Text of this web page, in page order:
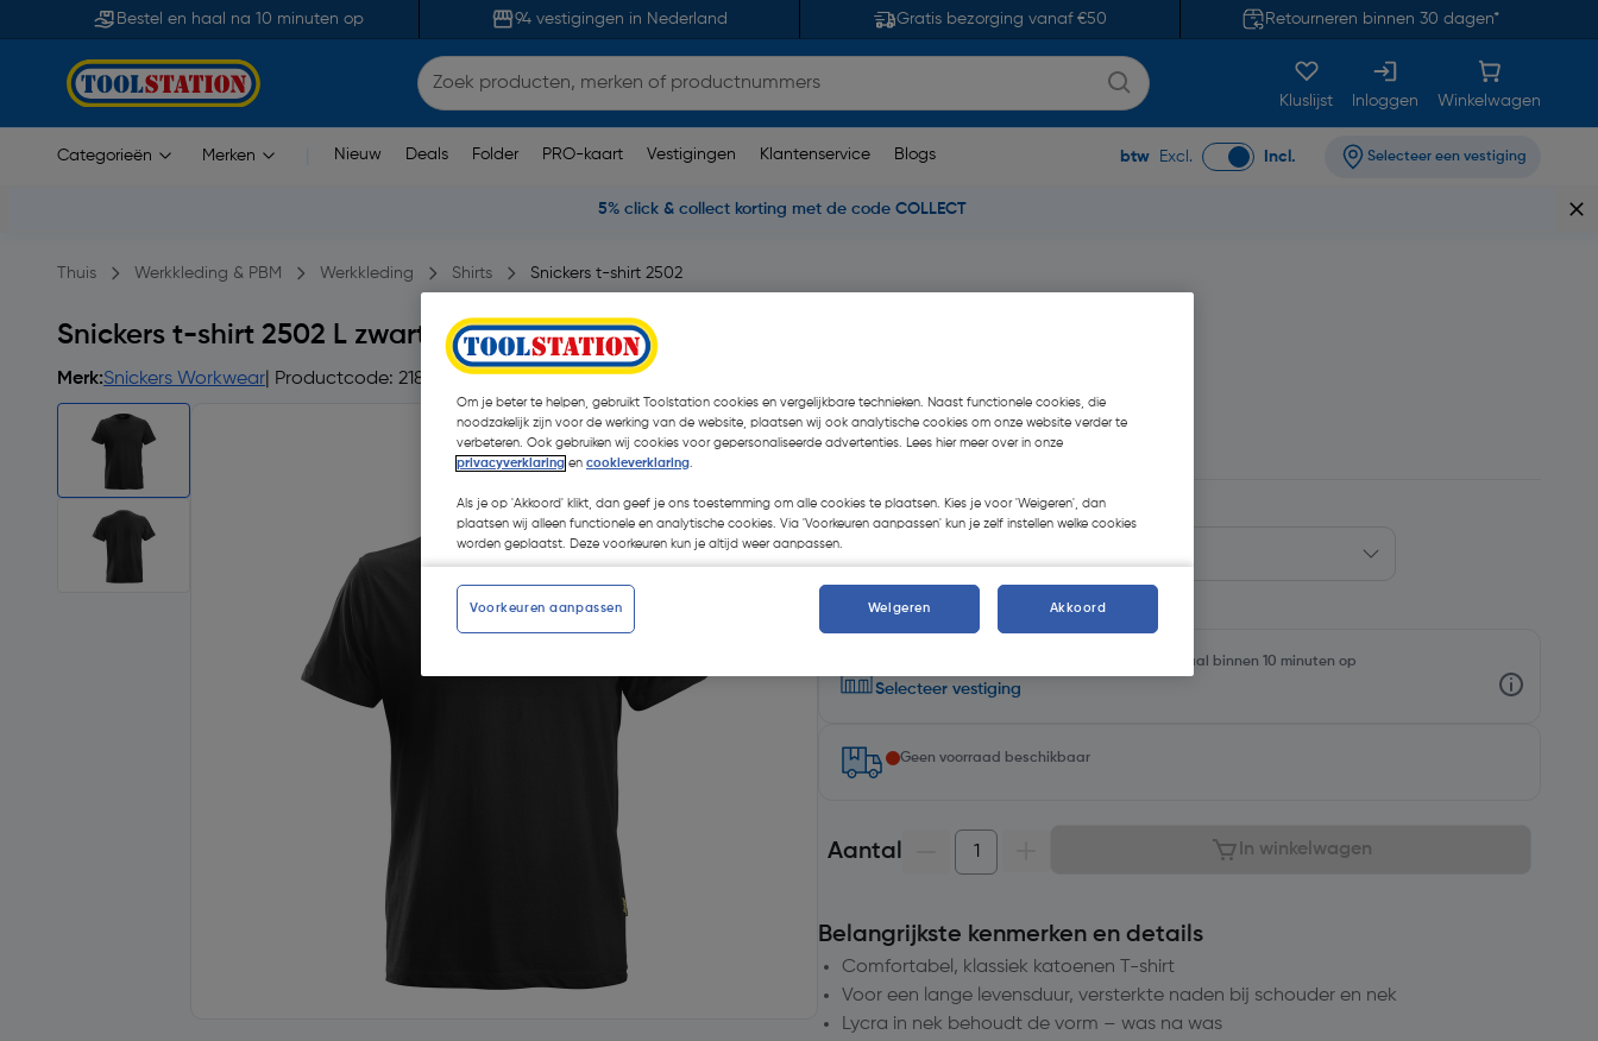
Bestel en haal na 10 minuten op 94 vestigingen in Nederland Gratis bezorging vanaf €50 Retourneren binnen 30 dagen*
Kluslijst Inloggen Winkelwagen
Categorieën Merken Nieuw Deals Folder PRO-kaart Vestigingen Klantenservice Blogs btw Excl. Incl. Selecteer een vestiging
5% click & collect korting met de code COLLECT
Thuis Werkkleding & PBM Werkkleding Shirts Snickers t-shirt 2502
Snickers t-shirt 2502 L zwart
Merk:Snickers Workwear | Productcode: 21848 | 4.9 7 opmerking(en)
€ 14,95| Excl. btw € 12,36
Kies productvariant(2)
Selecteer winkel - Bekijk voorraadniveaus en haal binnen 10 minuten op
Selecteer vestiging
Geen voorraad beschikbaar
Aantal In winkelwagen
Belangrijkste kenmerken en details
Comfortabel, klassiek katoenen T-shirt
Voor een lange levensduur, versterkte naden bij schouder en nek
Lycra in nek behoudt de vorm – was na was
Om je beter te helpen, gebruikt Toolstation cookies en vergelijkbare technieken. Naast functionele cookies, die
noodzakelijk zijn voor de werking van de website, plaatsen wij ook analytische cookies om onze website verder te
verbeteren. Ook gebruiken wij cookies voor gepersonaliseerde advertenties. Lees hier meer over in onze
privacyverklaring en cookieverklaring.
Als je op 'Akkoord' klikt, dan geef je ons toestemming om alle cookies te plaatsen. Kies je voor 'Weigeren', dan
plaatsen wij alleen functionele en analytische cookies. Via 'Voorkeuren aanpassen' kun je zelf instellen welke cookies
worden geplaatst. Deze voorkeuren kun je altijd weer aanpassen.
Voorkeuren aanpassen Weigeren Akkoord